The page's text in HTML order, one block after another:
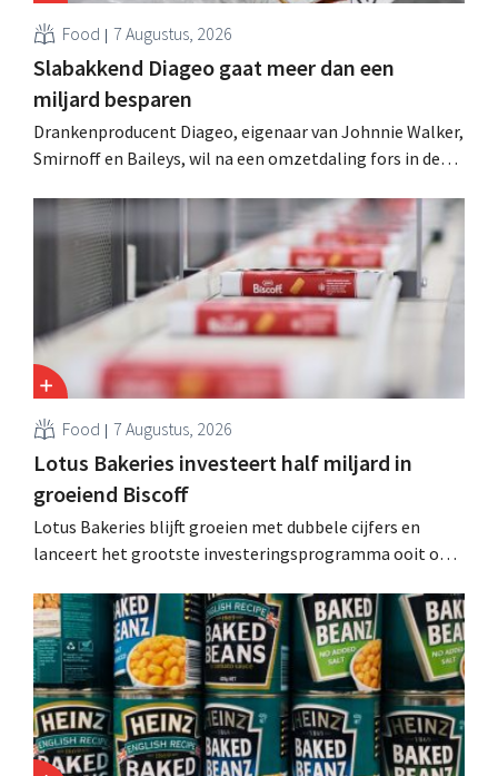
Food 7 Augustus, 2026
Slabakkend Diageo gaat meer dan een
miljard besparen
Drankenproducent Diageo, eigenaar van Johnnie Walker,
Smirnoff en Baileys, wil na een omzetdaling fors in de
andere Guiness en voorgemixte cocktails.
Food 7 Augustus, 2026
Lotus Bakeries investeert half miljard in
groeiend Biscoff
Lotus Bakeries blijft groeien met dubbele cijfers en
lanceert het grootste investeringsprogramma ooit om
moeten dit momentum grijpen”.